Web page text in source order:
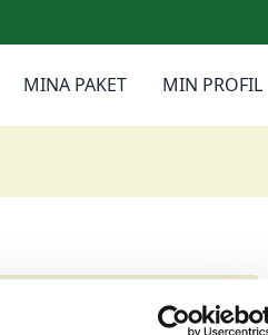
MINA PAKET MIN PROFIL